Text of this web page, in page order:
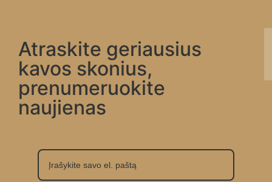
Atraskite geriausius
kavos skonius,
prenumeruokite
naujienas